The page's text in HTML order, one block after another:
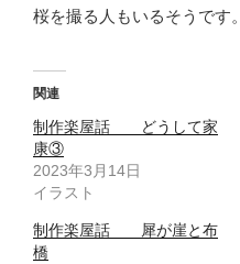
桜を撮る人もいるそうです。
関連
制作楽屋話 どうして家
康③
2023年3月14日
イラスト
制作楽屋話 犀が崖と布
橋